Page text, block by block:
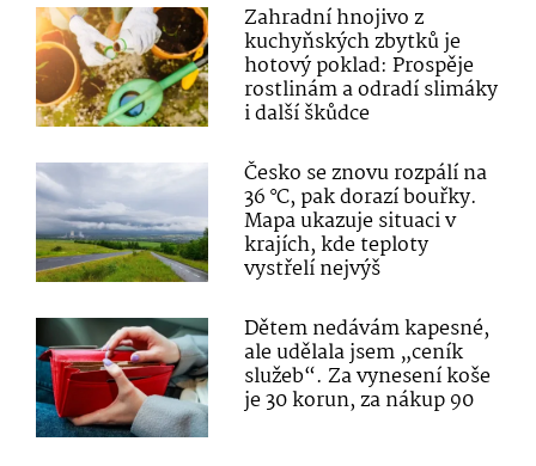
Zahradní hnojivo z
kuchyňských zbytků je
hotový poklad: Prospěje
rostlinám a odradí slimáky
i další škůdce
Česko se znovu rozpálí na
36 °C, pak dorazí bouřky.
Mapa ukazuje situaci v
krajích, kde teploty
vystřelí nejvýš
Dětem nedávám kapesné,
ale udělala jsem „ceník
služeb“. Za vynesení koše
je 30 korun, za nákup 90